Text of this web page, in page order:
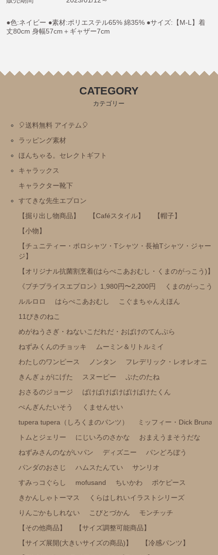
tupera tupera（しろくまのパンツ）
にじいろのさかな
おまえうまそうだな
ねずみさんのながいパン
ディズニー
パンどろぼう
パンダのおさじ
ハムスたんてい
サンリオ
すみっコぐらし
ポケピース
きかんしゃトーマス
くらはしれいイラストシリーズ
りんごかもしれない
こびとづかん
モンチッチ
【サイズ展開(大きいサイズの商品)】
【冷感パンツ】
【FILA(スポーツライフスタイルブランド)】
強冷感ポンチョ
刺繡ペンポーチ
ブロックカレンダー
おかおきんちゃく
Baby Set (ビブとソックスのパッケージセット）
●色:ネイビー ●素材:ポリエステル65% 綿35% ●サイズ:【M-L】着
丈80cm 身幅57cm＋ギャザー7cm
CATEGORY
カテゴリー
🎈送料無料 アイテム🎈
ラッピング素材
ほんちゃる。セレクトギフト
キャラックス
キャラクター靴下
すてきな先生エプロン
【掘り出し物商品】
【Caféスタイル】
【帽子】
【小物】
【チュニティー・ポロシャツ・Tシャツ・長袖Tシャツ・ジャー
ジ】
【オリジナル抗菌割烹着(はらぺこあおむし・くまのがっこう)】
《プチプライスエプロン》1,980円〜2,200円
くまのがっこう
ルルロロ
はらぺこあおむし
こぐまちゃんえほん
11ぴきのねこ
めがねうさぎ・ねないこだれだ・おばけのてんぷら
ねずみくんのチョッキ
ムーミン＆リトルミイ
わたしのワンピース
ノンタン
フレデリック・レオレオニ
きんぎょがにげた
スヌーピー
ぶたのたね
おさるのジョージ
ばけばけばけばけばけたくん
ぺんぎんたいそう
くませんせい
tupera tupera（しろくまのパンツ）
ミッフィー・Ⅾick Bruna
トムとジェリー
にじいろのさかな
おまえうまそうだな
ねずみさんのながいパン
ディズニー
パンどろぼう
パンダのおさじ
ハムスたんてい
サンリオ
すみっコぐらし
mofusand ちいかわ
ポケピース
きかんしゃトーマス
くらはしれいイラストシリーズ
りんごかもしれない
こびとづかん
モンチッチ
【その他商品】
【サイズ調整可能商品】
【サイズ展開(大きいサイズの商品)】
【冷感パンツ】